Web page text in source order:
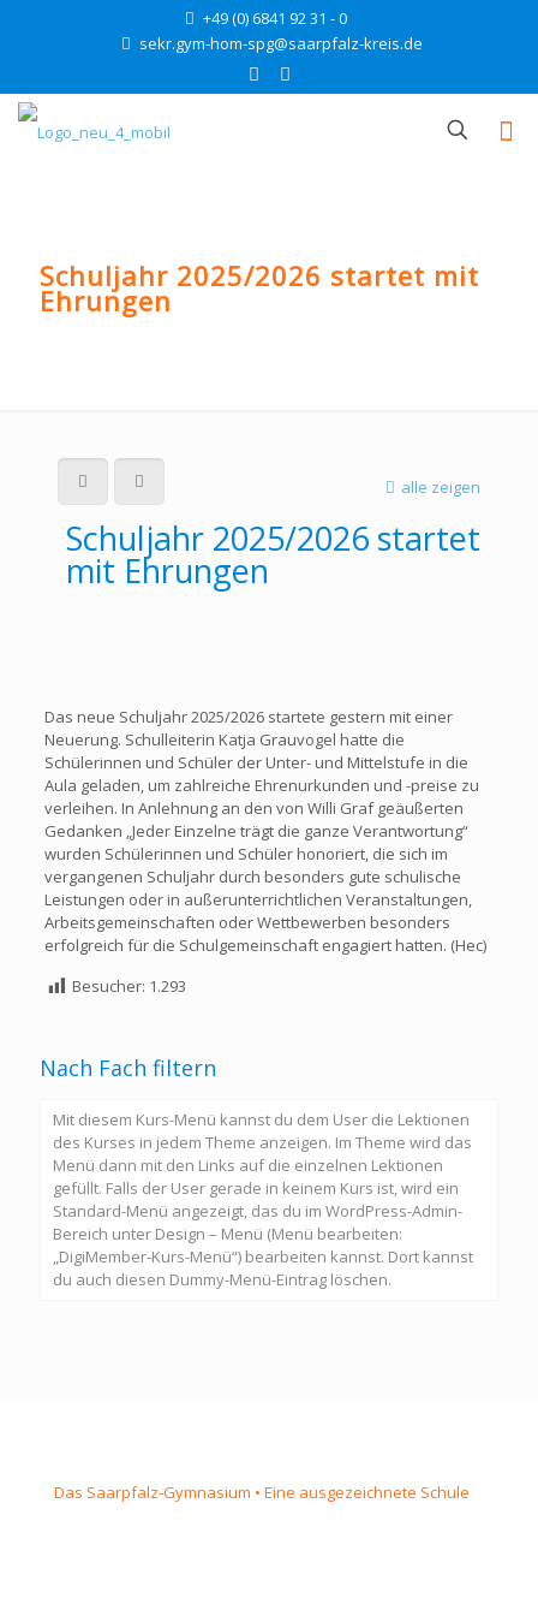
+49 (0) 6841 92 31 - 0
sekr.gym-hom-spg@saarpfalz-kreis.de
Schuljahr 2025/2026 startet mit
Ehrungen
alle zeigen
Schuljahr 2025/2026 startet
mit Ehrungen
Das neue Schuljahr 2025/2026 startete gestern mit einer
Neuerung. Schulleiterin Katja Grauvogel hatte die
Schülerinnen und Schüler der Unter- und Mittelstufe in die
Aula geladen, um zahlreiche Ehrenurkunden und -preise zu
verleihen. In Anlehnung an den von Willi Graf geäußerten
Gedanken „Jeder Einzelne trägt die ganze Verantwortung“
wurden Schülerinnen und Schüler honoriert, die sich im
vergangenen Schuljahr durch besonders gute schulische
Leistungen oder in außerunterrichtlichen Veranstaltungen,
Arbeitsgemeinschaften oder Wettbewerben besonders
erfolgreich für die Schulgemeinschaft engagiert hatten. (Hec)
Besucher: 1.293
Nach Fach filtern
Mit diesem Kurs-Menü kannst du dem User die Lektionen
des Kurses in jedem Theme anzeigen. Im Theme wird das
Menü dann mit den Links auf die einzelnen Lektionen
gefüllt. Falls der User gerade in keinem Kurs ist, wird ein
Standard-Menü angezeigt, das du im WordPress-Admin-
Bereich unter Design – Menü (Menü bearbeiten:
„DigiMember-Kurs-Menü“) bearbeiten kannst. Dort kannst
du auch diesen Dummy-Menü-Eintrag löschen.
Das Saarpfalz-Gymnasium • Eine ausgezeichnete Schule